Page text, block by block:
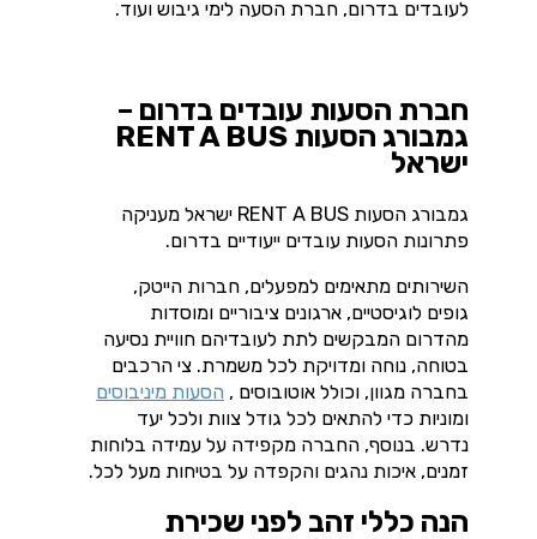
לעובדים בדרום, חברת הסעה לימי גיבוש ועוד.
חברת הסעות עובדים בדרום –
גמבורג הסעות RENT A BUS
ישראל
גמבורג הסעות RENT A BUS ישראל מעניקה
פתרונות הסעות עובדים ייעודיים בדרום.
השירותים מתאימים למפעלים, חברות הייטק,
גופים לוגיסטיים, ארגונים ציבוריים ומוסדות
מהדרום המבקשים לתת לעובדיהם חוויית נסיעה
בטוחה, נוחה ומדויקת לכל משמרת. צי הרכבים
בחברה מגוון, וכולל אוטובוסים , הסעות מיניבוסים
ומוניות כדי להתאים לכל גודל צוות ולכל יעד
נדרש. בנוסף, החברה מקפידה על עמידה בלוחות
זמנים, איכות נהגים והקפדה על בטיחות מעל לכל.
הנה כללי זהב לפני שכירת